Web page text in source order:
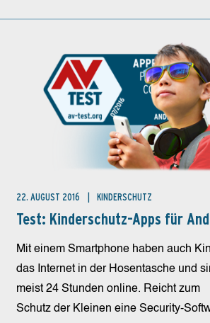
22. AUGUST 2016 KINDERSCHUTZ
Test: Kinderschutz-Apps für
Mit einem Smartphone haben auch
das Internet in der Hosentasche und
meist 24 Stunden online. Reicht zum
Schutz der Kleinen eine Security-